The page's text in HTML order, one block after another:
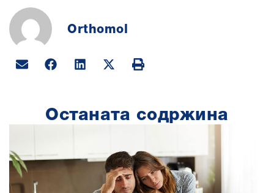
Orthomol
Останата содржина